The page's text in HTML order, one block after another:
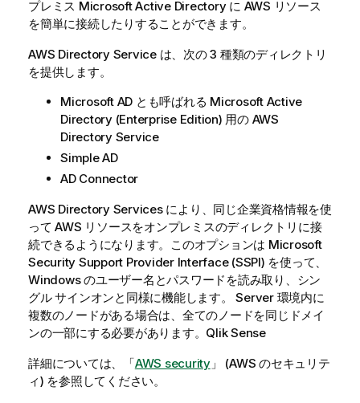
プレミス Microsoft Active Directory に AWS リソース
を簡単に接続したりすることができます。
AWS Directory Service は、次の 3 種類のディレクトリ
を提供します。
Microsoft AD とも呼ばれる Microsoft Active
Directory (Enterprise Edition) 用の AWS
Directory Service
Simple AD
AD Connector
AWS Directory Services により、同じ企業資格情報を使
って AWS リソースをオンプレミスのディレクトリに接
続できるようになります。このオプションは Microsoft
Security Support Provider Interface (SSPI) を使って、
Windows のユーザー名とパスワードを読み取り、シン
グル サインオンと同様に機能します。 Server 環境内に
複数のノードがある場合は、全てのノードを同じドメイ
ンの一部にする必要があります。 Qlik Sense
詳細については、「AWS security」 (AWS のセキュリテ
ィ) を参照してください。